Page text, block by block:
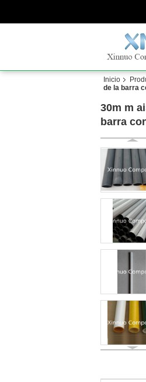
Inicio
de la barra
30m m
barra